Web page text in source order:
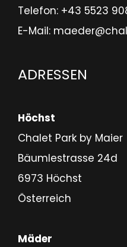
Telefon: +43 5523
E-Mail:
ADRESSEN
Höchst
Chalet Park by Maier
Bäumlestrasse 24d
6973 Höchst
Österreich
Mäder